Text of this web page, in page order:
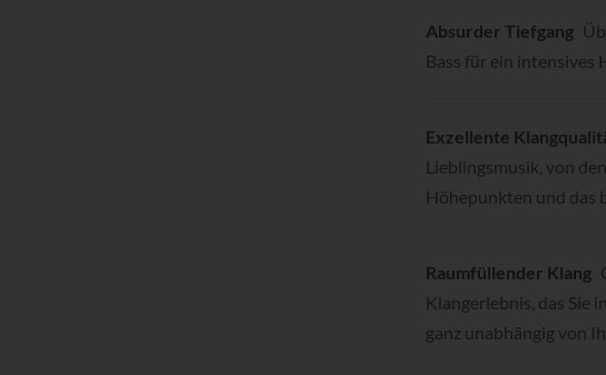
Absurder Tiefgang
Bass für ein intensives
Exzellente
Lieblingsmusik, von
Höhepunkten und das
Raumfüllender Klang
Klangerlebnis, das Sie
ganz unabhängig von